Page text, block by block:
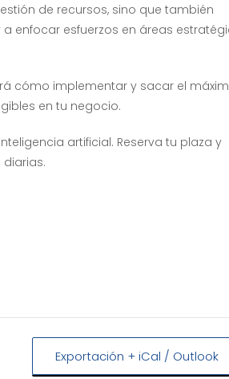
de recursos, sino que también
enfocar esfuerzos en áreas
cómo implementar y sacar el
en tu negocio.
artificial. Reserva tu plaza y
Exportación + iCal / Outlook